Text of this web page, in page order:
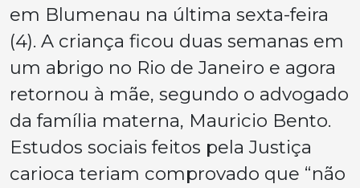
em Blumenau na última sexta-feira
(4). A criança ficou duas semanas em
um abrigo no Rio de Janeiro e agora
retornou à mãe, segundo o advogado
da família materna, Mauricio Bento.
Estudos sociais feitos pela Justiça
carioca teriam comprovado que “não